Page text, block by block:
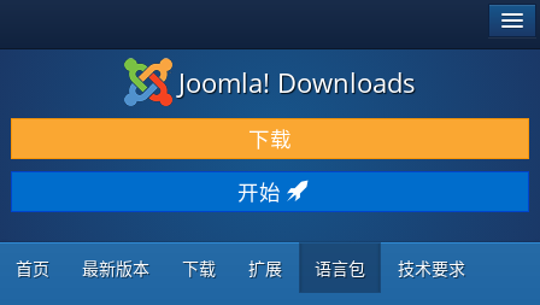
下载 & 扩展
发现 & 学习
社区 & 支持
开发者资源
Joomla! Downloads
下载
开始
首页 最新版本 下载 扩展 语言包 技术要求